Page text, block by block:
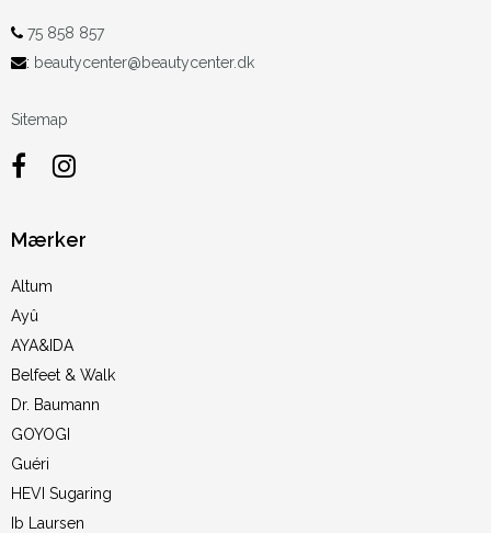
75 858 857
: beautycenter@beautycenter.dk
Sitemap
Mærker
Altum
Ayû
AYA&IDA
Belfeet & Walk
Dr. Baumann
GOYOGI
Guéri
HEVI Sugaring
Ib Laursen